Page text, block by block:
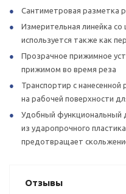
Сантиметровая разметка
Измерительная линейка
используется также как
Прозрачное прижимное
прижимом во время реза
Транспортир с
на рабочей поверхности
Удобный функциональный
из ударопрочного
предотвращает
Отзывы